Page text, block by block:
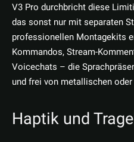
V3 Pro durchbricht diese
das sonst nur mit separaten
professionellen Montagekits
Kommandos, Stream-
Voicechats – die
und frei von metallischen
Haptik und